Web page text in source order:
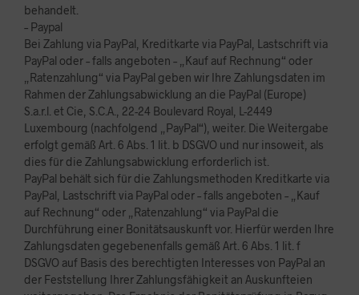
behandelt.
– Paypal
Bei Zahlung via PayPal, Kreditkarte via PayPal, Lastschrift via
PayPal oder – falls angeboten – „Kauf auf Rechnung“ oder
„Ratenzahlung“ via PayPal geben wir Ihre Zahlungsdaten im
Rahmen der Zahlungsabwicklung an die PayPal (Europe)
S.a.r.l. et Cie, S.C.A., 22-24 Boulevard Royal, L-2449
Luxembourg (nachfolgend „PayPal“), weiter. Die Weitergabe
erfolgt gemäß Art. 6 Abs. 1 lit. b DSGVO und nur insoweit, als
dies für die Zahlungsabwicklung erforderlich ist.
PayPal behält sich für die Zahlungsmethoden Kreditkarte via
PayPal, Lastschrift via PayPal oder – falls angeboten – „Kauf
auf Rechnung“ oder „Ratenzahlung“ via PayPal die
Durchführung einer Bonitätsauskunft vor. Hierfür werden Ihre
Zahlungsdaten gegebenenfalls gemäß Art. 6 Abs. 1 lit. f
DSGVO auf Basis des berechtigten Interesses von PayPal an
der Feststellung Ihrer Zahlungsfähigkeit an Auskunfteien